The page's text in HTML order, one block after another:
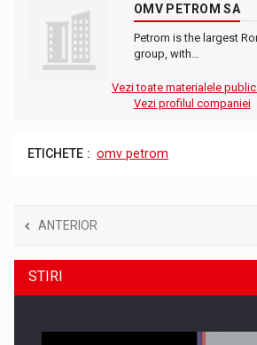
OMV PETROM SA
Petrom is the largest
group, with…
Vezi toate materialele
Vezi profilul companiei
ETICHETE : omv petrom
ANTERIOR
STIRI